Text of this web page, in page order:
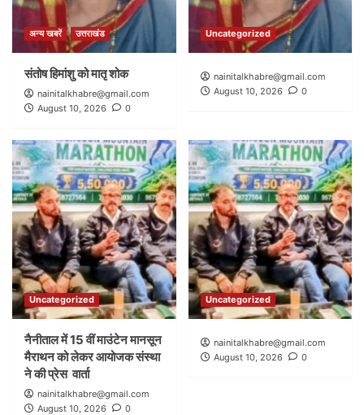
अन्य खबरें उत्तराखंड
संतोष हिमांशु को मातृ शोक
nainitalkhabre@gmail.com
August 10, 2026
0
Uncategorized
nainitalkhabre@gmail.com
August 10, 2026
0
Uncategorized
नैनीताल में 15 वीं माउंटेन मानसून
मैराथन को लेकर आयोजक संस्था
ने की प्रेस वार्ता
nainitalkhabre@gmail.com
August 10, 2026
0
Uncategorized
nainitalkhabre@gmail.com
August 10, 2026
0